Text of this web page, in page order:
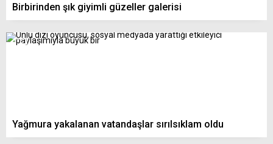
Birbirinden şık giyimli güzeller galerisi
Yağmura yakalanan vatandaşlar sırılsıklam oldu